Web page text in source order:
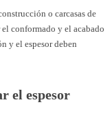
o carcasas de
conformado y el acabado
y el espesor deben
el espesor